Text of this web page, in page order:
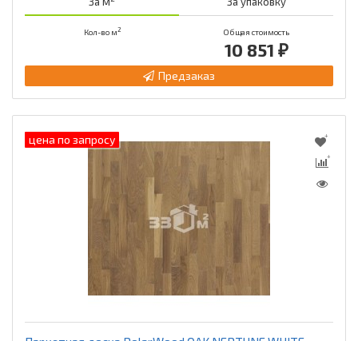
Кол-во м2 Общая стоимость
10 851 ₽
Предзаказ
цена по запросу